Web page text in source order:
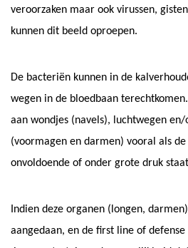
veroorzaken maar ook virussen,
kunnen dit beeld oproepen.
De bacteriën kunnen in de
wegen in de bloedbaan
aan wondjes (navels), luchtwegen
(voormagen en darmen) vooral als
onvoldoende of onder grote druk
Indien deze organen (longen,
aangedaan, en de first line of